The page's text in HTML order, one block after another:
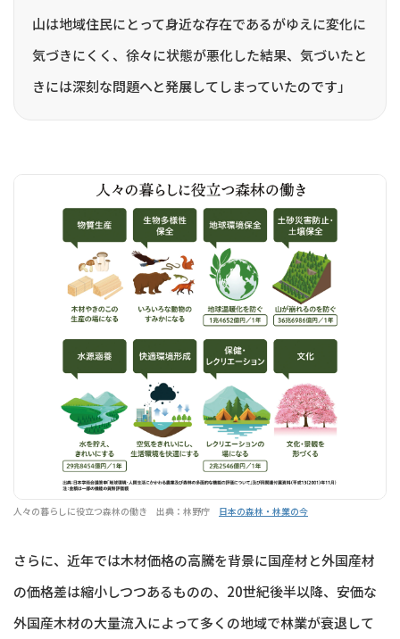
山は地域住民にとって身近な存在であるがゆえに変化に
気づきにくく、徐々に状態が悪化した結果、気づいたと
きには深刻な問題へと発展してしまっていたのです」
人々の暮らしに役立つ森林の働き 出典：林野庁 日本の森林・林業の今
さらに、近年では木材価格の高騰を背景に国産材と外国産材
の価格差は縮小しつつあるものの、20世紀後半以降、安価な
外国産木材の大量流入によって多くの地域で林業が衰退して